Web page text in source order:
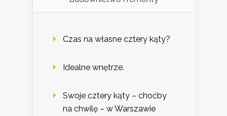
Czas na własne cztery kąty?
Idealne wnętrze.
Swoje cztery kąty – choćby
na chwilę – w Warszawie